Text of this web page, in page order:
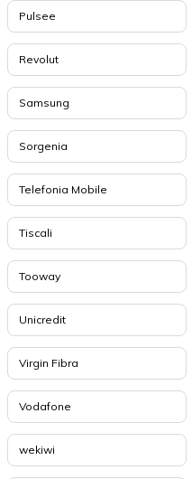
Pulsee
Revolut
Samsung
Sorgenia
Telefonia Mobile
Tiscali
Tooway
Unicredit
Virgin Fibra
Vodafone
wekiwi